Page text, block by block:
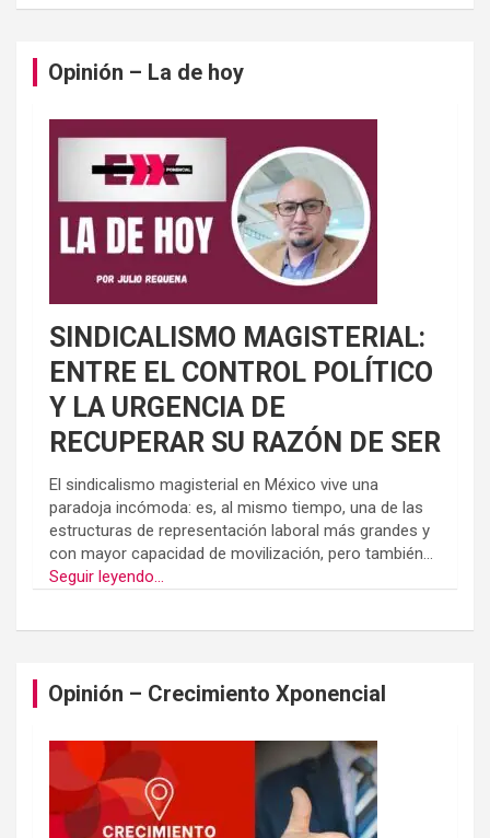
Opinión – La de hoy
SINDICALISMO MAGISTERIAL:
ENTRE EL CONTROL POLÍTICO
Y LA URGENCIA DE
RECUPERAR SU RAZÓN DE SER
El sindicalismo magisterial en México vive una
paradoja incómoda: es, al mismo tiempo, una de las
estructuras de representación laboral más grandes y
con mayor capacidad de movilización, pero también...
Seguir leyendo...
Opinión – Crecimiento Xponencial